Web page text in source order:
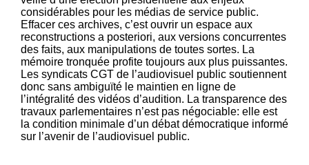
considérables pour les médias de service public.
Effacer ces archives, c’est ouvrir un espace aux
reconstructions a posteriori, aux versions concurrentes
des faits, aux manipulations de toutes sortes. La
mémoire tronquée profite toujours aux plus puissantes.
Les syndicats CGT de l’audiovisuel public soutiennent
donc sans ambiguïté le maintien en ligne de
l’intégralité des vidéos d’audition. La transparence des
travaux parlementaires n’est pas négociable: elle est
la condition minimale d’un débat démocratique informé
sur l’avenir de l’audiovisuel public.